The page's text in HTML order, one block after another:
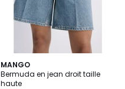
MANGO
Bermuda en jean droit taille
haute